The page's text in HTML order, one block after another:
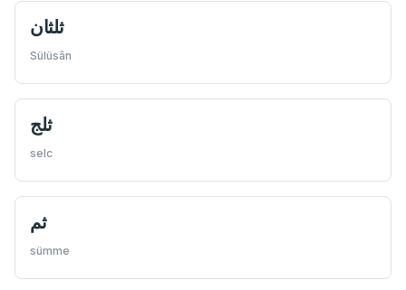
ثلثان
Sülüsân
ثلج
selc
ثم
sümme